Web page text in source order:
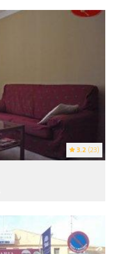
3.2 (23)